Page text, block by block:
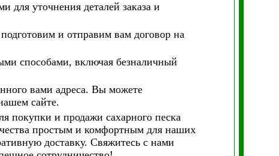
для уточнения деталей заказа и
и отправим вам договор на
способами, включая безналичный
вами адреса. Вы можете
сайте.
покупки и продажи сахарного песка
простым и комфортным для наших
доставку. Свяжитесь с нами